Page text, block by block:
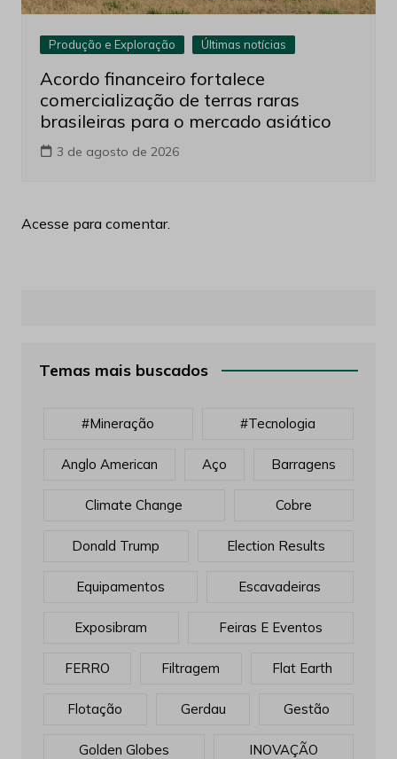
Produção e Exploração Últimas notícias
Acordo financeiro fortalece
comercialização de terras raras
brasileiras para o mercado asiático
3 de agosto de 2026
Acesse para comentar.
Temas mais buscados
#mineração #tecnologia
Anglo American Aço Barragens
Climate Change Cobre
Donald Trump Election Results
Equipamentos Escavadeiras
Exposibram Feiras E Eventos
FERRO Filtragem Flat Earth
Flotação Gerdau Gestão
Golden Globes INOVAÇÃO